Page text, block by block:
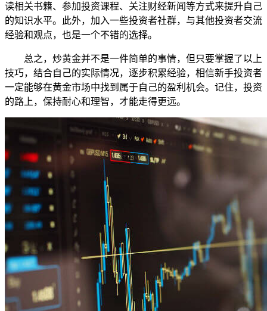
读相关书籍、参加投资课程、关注财经新闻等方式来提升自己
的知识水平。此外，加入一些投资者社群，与其他投资者交流
经验和观点，也是一个不错的选择。
总之，炒黄金并不是一件简单的事情，但只要掌握了以上
技巧，结合自己的实际情况，逐步积累经验，相信新手投资者
一定能够在黄金市场中找到属于自己的盈利机会。记住，投资
的路上，保持耐心和理智，才能走得更远。